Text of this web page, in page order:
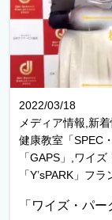
2022/03/18
メディア情報,新
健康教室「SPEC
「GAPS」,ワイ
「Y’sPARK」フ
「ワイズ・パ